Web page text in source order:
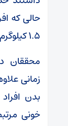
حالی که
۱.۵ کیلوگرم وزن اضافه کردند.
محققان
زمانی
بدن
خونی